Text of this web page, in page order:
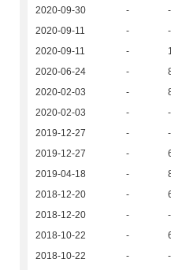
2020-09-30 - -
2020-09-11
- -
2020-09-11
-
2020-06-24
-
2020-02-03
-
2020-02-03
- -
2019-12-27
- -
2019-12-27
-
2019-04-18
-
2018-12-20
-
2018-12-20
- -
2018-10-22
-
2018-10-22
- -